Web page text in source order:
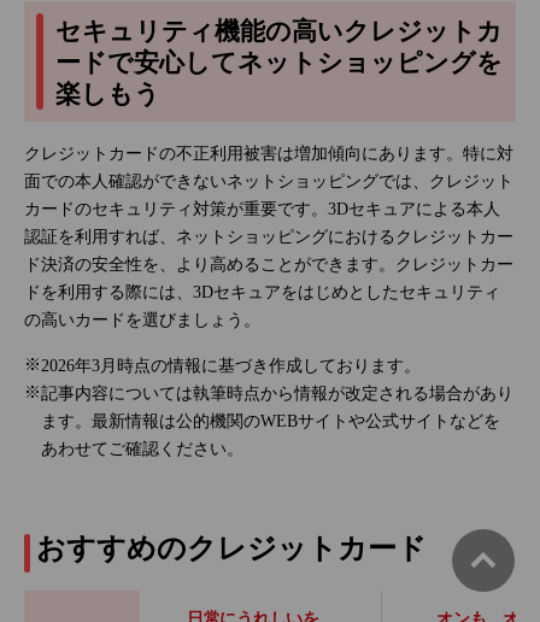
セキュリティ機能の高いクレジットカ
ードで安心してネットショッピングを
楽しもう
クレジットカードの不正利用被害は増加傾向にあります。特に対
面での本人確認ができないネットショッピングでは、クレジット
カードのセキュリティ対策が重要です。3Dセキュアによる本人
認証を利用すれば、ネットショッピングにおけるクレジットカー
ド決済の安全性を、より高めることができます。クレジットカー
ドを利用する際には、3Dセキュアをはじめとしたセキュリティ
の高いカードを選びましょう。
2026年3月時点の情報に基づき作成しております。
記事内容については執筆時点から情報が改定される場合があり
ます。最新情報は公的機関のWEBサイトや公式サイトなどを
あわせてご確認ください。
おすすめのクレジットカード